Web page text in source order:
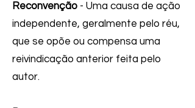
Reconvenção - Uma causa de ação
independente, geralmente pelo réu,
que se opõe ou compensa uma
reivindicação anterior feita pelo
autor.